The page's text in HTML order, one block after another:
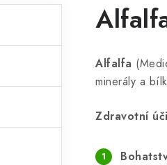
Alfalfa
minerály a
Zdravotní